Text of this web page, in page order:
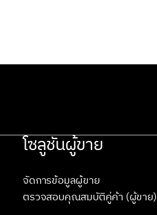
โซลูชันผู้ขาย
จัดการข้อมูลผู้ขาย
ตรวจสอบคุณสมบัติคู่ค้า (ผู้ขาย)